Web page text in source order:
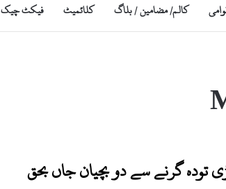
کالم/ مضامین / بلاگ کلائمیٹ فیکٹ چیک
تودہ گرنے سے دو بچیان جاں بحق